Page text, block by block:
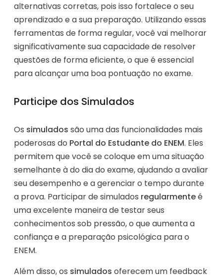
alternativas corretas, pois isso fortalece o seu
aprendizado e a sua preparação. Utilizando essas
ferramentas de forma regular, você vai melhorar
significativamente sua capacidade de resolver
questões de forma eficiente, o que é essencial
para alcançar uma boa pontuação no exame.
Participe dos Simulados
Os simulados são uma das funcionalidades mais
poderosas do Portal do Estudante do ENEM. Eles
permitem que você se coloque em uma situação
semelhante à do dia do exame, ajudando a avaliar
seu desempenho e a gerenciar o tempo durante
a prova. Participar de simulados regularmenteé
uma excelente maneira de testar seus
conhecimentos sob pressão, o que aumenta a
confiança e a preparação psicológica para o
ENEM.
Além disso, os simulados oferecem um feedback